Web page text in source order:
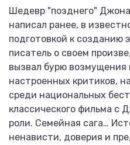
Шедевр "позднего"
написал ранее, в
подготовкой к созданию
писатель о своем
вызвал бурю возмущения
настроенных критиков,
среди национальных
классического фильма с
роли. Семейная сага…
ненависти, доверия и